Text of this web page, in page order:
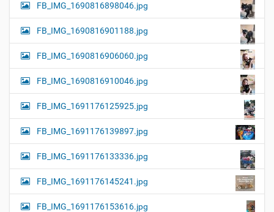
FB_IMG_1690816898046.jpg
FB_IMG_1690816901188.jpg
FB_IMG_1690816906060.jpg
FB_IMG_1690816910046.jpg
FB_IMG_1691176125925.jpg
FB_IMG_1691176139897.jpg
FB_IMG_1691176133336.jpg
FB_IMG_1691176145241.jpg
FB_IMG_1691176153616.jpg